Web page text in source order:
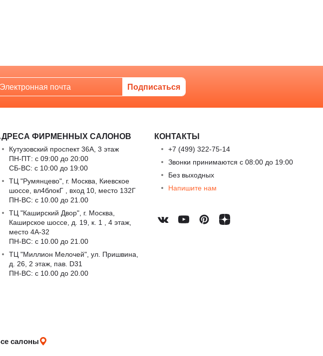
ФИРМЕННЫХ САЛОНОВ
Кутузовский проспект 36А, 3 этаж
ПН-ПТ: с 09:00 до 20:00
СБ-ВС: с 10:00 до 19:00
ТЦ "Румянцево", г. Москва, Киевское
шоссе, вл4блокГ , вход 10, место 132Г
ПН-ВС: c 10.00 до 21.00
ТЦ "Каширский Двор", г. Москва,
Каширское шоссе, д. 19, к. 1 , 4 этаж,
место 4А-32
ПН-ВС: c 10.00 до 21.00
ТЦ "Миллион Мелочей", ул. Пришвина,
д. 26, 2 этаж, пав. D31
ПН-ВС: c 10.00 до 20.00
салоны
КОНТАКТЫ
+7 (499) 322-75-14
Звонки принимаются с 08:00 до 19:00
Без выходных
Напишите нам